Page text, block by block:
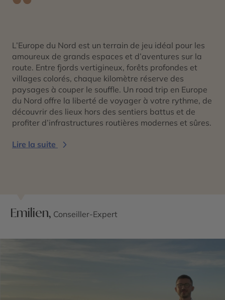
L’Europe du Nord est un terrain de jeu idéal pour les
amoureux de grands espaces et d’aventures sur la
route. Entre fjords vertigineux, forêts profondes et
villages colorés, chaque kilomètre réserve des
paysages à couper le souffle. Un road trip en Europe
du Nord offre la liberté de voyager à votre rythme, de
découvrir des lieux hors des sentiers battus et de
profiter d’infrastructures routières modernes et sûres.
Lire la suite
Emilien, Conseiller-Expert